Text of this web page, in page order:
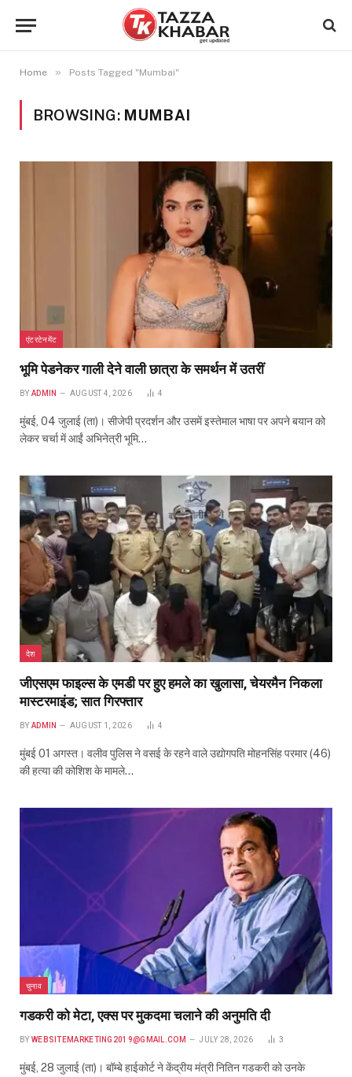
Home » Posts Tagged "Mumbai"
BROWSING: MUMBAI
एंटरटेनमेंट
भूमि पेडनेकर गाली देने वाली छात्रा के समर्थन में उतरीं
BY ADMIN AUGUST 4, 2026 4
मुंबई, 04 जुलाई (ता)। सीजेपी प्रदर्शन और उसमें इस्तेमाल भाषा पर अपने बयान को
लेकर चर्चा में आईं अभिनेत्री भूमि…
देश
जीएसएम फाइल्स के एमडी पर हुए हमले का खुलासा, चेयरमैन निकला
मास्टरमाइंड; सात गिरफ्तार
BY ADMIN AUGUST 1, 2026 4
मुंबई 01 अगस्त। वलीव पुलिस ने वसई के रहने वाले उद्योगपति मोहनसिंह परमार (46)
की हत्या की कोशिश के मामले…
चुनाव
गडकरी को मेटा, एक्स पर मुकदमा चलाने की अनुमति दी
BY WEBSITEMARKETING2019@GMAIL.COM JULY 28, 2026 3
मुंबई, 28 जुलाई (ता)। बॉम्बे हाईकोर्ट ने केंद्रीय मंत्री नितिन गडकरी को उनके